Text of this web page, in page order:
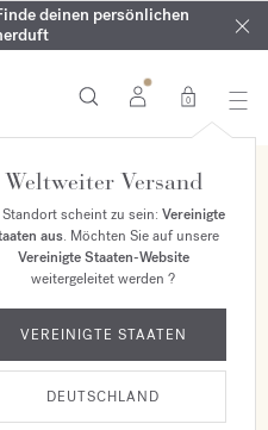
moodin Ihrer Bestellung*
Düfte und Körperöle bis zum
deinen persönlichen
0
Weltweiter Versand
Standort scheint zu sein: Vereinigte
aus. Möchten Sie auf unsere
Vereinigte Staaten-Website
weitergeleitet werden ?
VEREINIGTE STAATEN
DEUTSCHLAND